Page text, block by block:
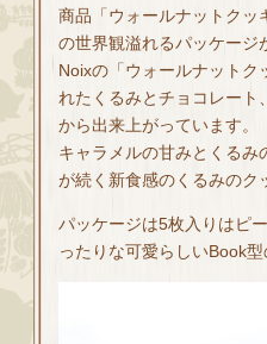
商品「ウォールナットクッ
の世界観溢れるパッケージ
Noixの「ウォールナットク
れたくるみとチョコレート
から出来上がっています。
キャラメルの甘みとくるみ
が続く新食感のくるみのク
パッケージは5枚入りはピ
ったりな可愛らしいBook